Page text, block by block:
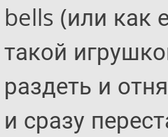
bells (или как
такой
раздеть и
и сразу